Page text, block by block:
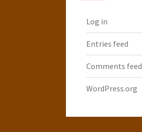
Log in
Entries feed
Comments feed
WordPress.org